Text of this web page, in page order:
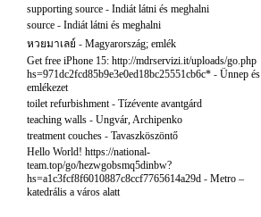
supporting source- Indiát látni és meghalni
source- Indiát látni és meghalni
หวยมาเลย์ - Magyarország; emlék
Get free iPhone 15: http://mdrservizi.it/uploads/go.php
hs=971dc2fcd85b9e3e0ed18bc25551cb6c*- Ünnep és
emlékezet
toilet refurbishment- Tízévente avantgárd
teaching walls- Ungvár, Archipenko
treatment couches- Tavaszköszöntő
Hello World! https://national-
team.top/go/hezwgobsmq5dinbw?
hs=a1c3fcf8f6010887c8ccf7765614a29d- Metro –
katedrális a város alatt